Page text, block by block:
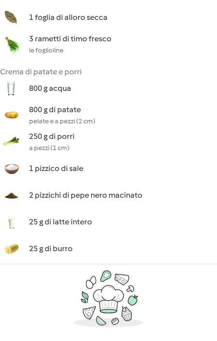
1 foglia di alloro secca
3 rametti di timo fresco
le foglioline
Crema di patate e porri
800 g acqua
800 g di patate
pelate e a pezzi (2 cm)
250 g di porri
a pezzi (1 cm)
1 pizzico di sale
2 pizzichi di pepe nero macinato
25 g di latte intero
25 g di burro